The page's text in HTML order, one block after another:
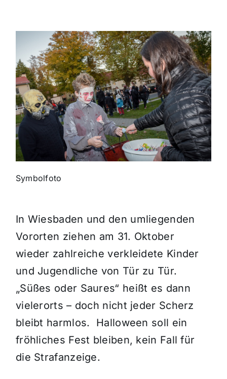
Symbolfoto
In Wiesbaden und den umliegenden
Vororten ziehen am 31. Oktober
wieder zahlreiche verkleidete Kinder
und Jugendliche von Tür zu Tür.
„Süßes oder Saures“ heißt es dann
vielerorts – doch nicht jeder Scherz
bleibt harmlos. Halloween soll ein
fröhliches Fest bleiben, kein Fall für
die Strafanzeige.